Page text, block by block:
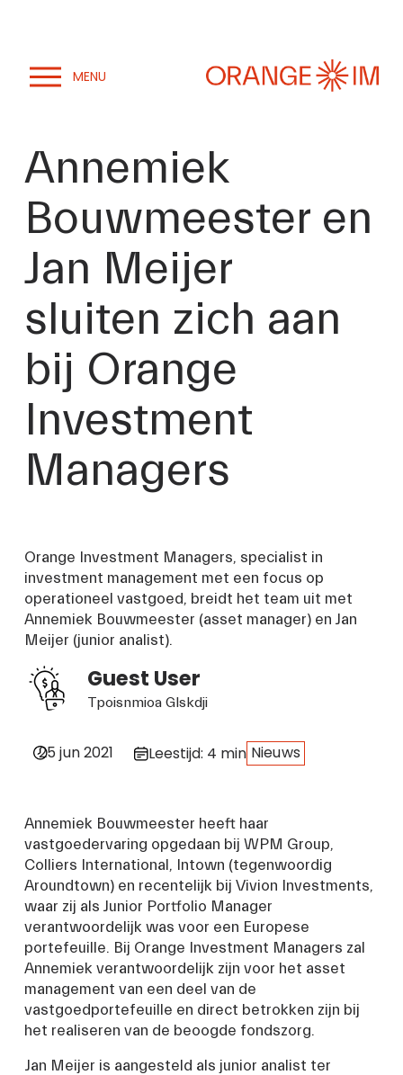
M
o
p
e
n
e
n
Annemiek
Bouwmeester en
Jan Meijer
sluiten zich aan
bij Orange
Investment
Managers
Orange Investment Managers, specialist in
investment management met een focus op
operationeel vastgoed, breidt het team uit met
Annemiek Bouwmeester (asset manager) en Jan
Meijer (junior analist).
Guest User
Tpoisnmioa Glskdji
25 jun 2021 Leestijd: 4 min Nieuws
Annemiek Bouwmeester heeft haar
vastgoedervaring opgedaan bij WPM Group,
Colliers International, Intown (tegenwoordig
Aroundtown) en recentelijk bij Vivion Investments,
waar zij als Junior Portfolio Manager
verantwoordelijk was voor een Europese
portefeuille. Bij Orange Investment Managers zal
Annemiek verantwoordelijk zijn voor het asset
management van een deel van de
vastgoedportefeuille en direct betrokken zijn bij
het realiseren van de beoogde fondszorg.
Jan Meijer is aangesteld als junior analist ter